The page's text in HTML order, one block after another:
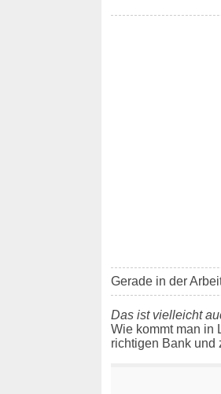
Gerade in der
Das ist vielleicht
Wie kommt man in
richtigen Bank und